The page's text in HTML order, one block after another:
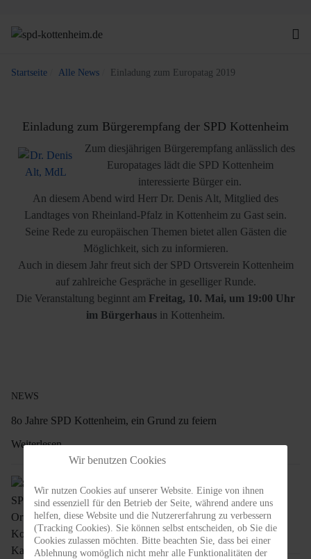
Startseite Alle News Einladung zum Europatag 2019
Einladung zum Bürgerempfang der SPD Kottenheim
Zum diesjährigen Bürgerempfang anlässlich des
Europatages lädt die SPD Kottenheim
interessierte Bürger ein.
An diesem Abend wird Herr Dr. Denis Alt, Mitglied des
Landtages von Rheinland-Pfalz in Kottenheim zu Gast sein.
Seine Rede zu europäischen Themen bietet allen Gästen die
Möglichkeit, sich zu informieren.
Auch in diesem Jahr freut sich der SPD Ortsverein Kottenheim
auf zahlreiche Gespräche in geselliger Runde.
Die Veranstaltung beginnt am Freitag, 10. Mai, um 19:00 Uhr
im Bürgerhaus in Kottenheim.
NEWS
8o Jahre SPD Kottenheim, ein Grund zu feiern
Weiterlesen …
Barley und Gregory Scholz zu Gast beim
Bürgerempfang anlässlich des Europatages in
Kottenheim
Weiterlesen …
Wir benutzen Cookies
Wir nutzen Cookies auf unserer Website. Einige von ihnen
sind essenziell für den Betrieb der Seite, während andere uns
helfen, diese Website und die Nutzererfahrung zu verbessern
(Tracking Cookies). Sie können selbst entscheiden, ob Sie die
Cookies zulassen möchten. Bitte beachten Sie, dass bei einer
Ablehnung womöglich nicht mehr alle Funktionalitäten der